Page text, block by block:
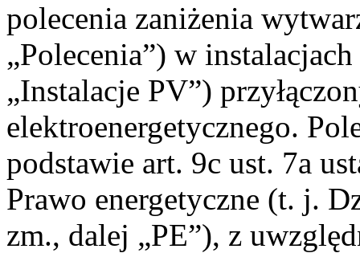
polecenia zaniżenia
„Polecenia”) w
„Instalacje PV”)
elektroenergetycznego.
podstawie art. 9c ust. 7a
Prawo energetyczne (t. j.
zm., dalej „PE”), z